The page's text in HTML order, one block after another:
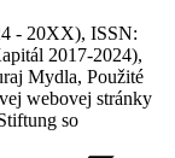
- 20XX), ISSN:
2017-2024),
Mydla, Použité
webovej stránky
so